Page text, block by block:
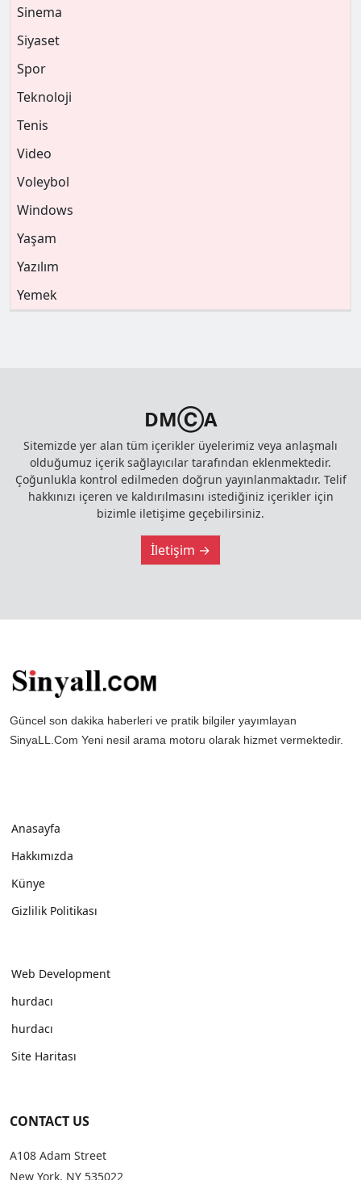
Sinema
Siyaset
Spor
Teknoloji
Tenis
Video
Voleybol
Windows
Yaşam
Yazılım
Yemek
DMⒸA
Sitemizde yer alan tüm içerikler üyelerimiz veya anlaşmalı
olduğumuz içerik sağlayıcılar tarafından eklenmektedir.
Çoğunlukla kontrol edilmeden doğrun yayınlanmaktadır. Telif
hakkınızı içeren ve kaldırılmasını istediğiniz içerikler için
bizimle iletişime geçebilirsiniz.
İletişim →
Güncel son dakika haberleri ve pratik bilgiler yayımlayan
SinyaLL.Com Yeni nesil arama motoru olarak hizmet vermektedir.
Anasayfa
Hakkımızda
Künye
Gizlilik Politikası
Web Development
hurdacı
hurdacı
Site Haritası
CONTACT US
A108 Adam Street
New York, NY 535022